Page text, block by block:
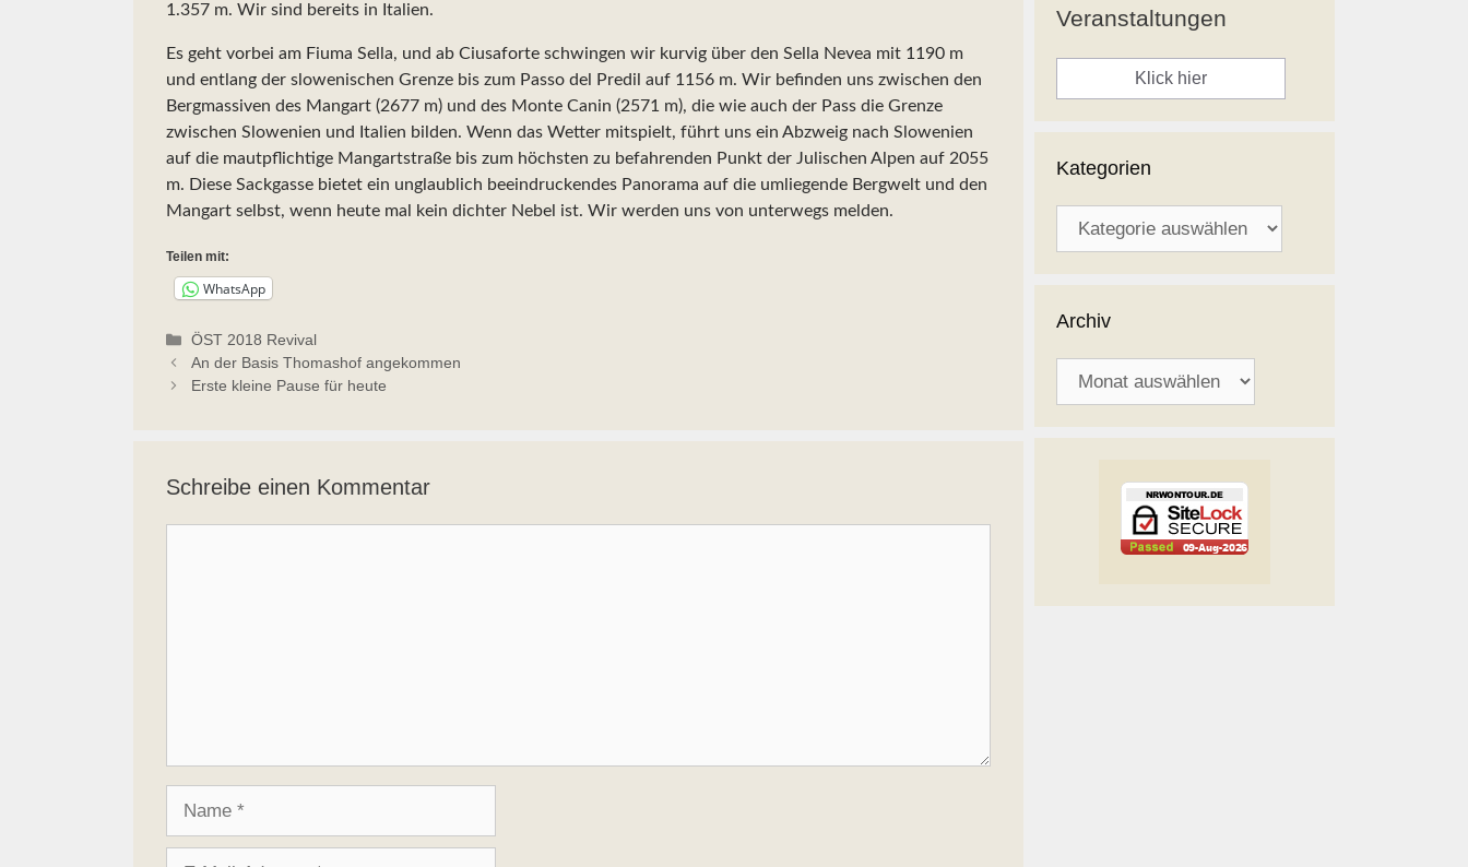
1.357 m. Wir sind bereits in Italien.
Es geht vorbei am Fiuma Sella, und ab Ciusaforte schwingen wir kurvig über den Sella Nevea mit 1190 m
und entlang der slowenischen Grenze bis zum Passo del Predil auf 1156 m. Wir befinden uns zwischen den
Bergmassiven des Mangart (2677 m) und des Monte Canin (2571 m), die wie auch der Pass die Grenze
zwischen Slowenien und Italien bilden. Wenn das Wetter mitspielt, führt uns ein Abzweig nach Slowenien
auf die mautpflichtige Mangartstraße bis zum höchsten zu befahrenden Punkt der Julischen Alpen auf 2055
m. Diese Sackgasse bietet ein unglaublich beeindruckendes Panorama auf die umliegende Bergwelt und den
Mangart selbst, wenn heute mal kein dichter Nebel ist. Wir werden uns von unterwegs melden.
Teilen mit:
WhatsApp
Kategorien
ÖST 2018 Revival
An der Basis Thomashof angekommen
Erste kleine Pause für heute
Schreibe einen Kommentar
Veranstaltungen
Klick hier
Kategorien
Archiv